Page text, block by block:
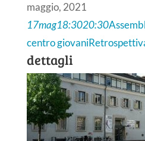
maggio, 2021
17mag18:3020:30
centro giovani
dettagli